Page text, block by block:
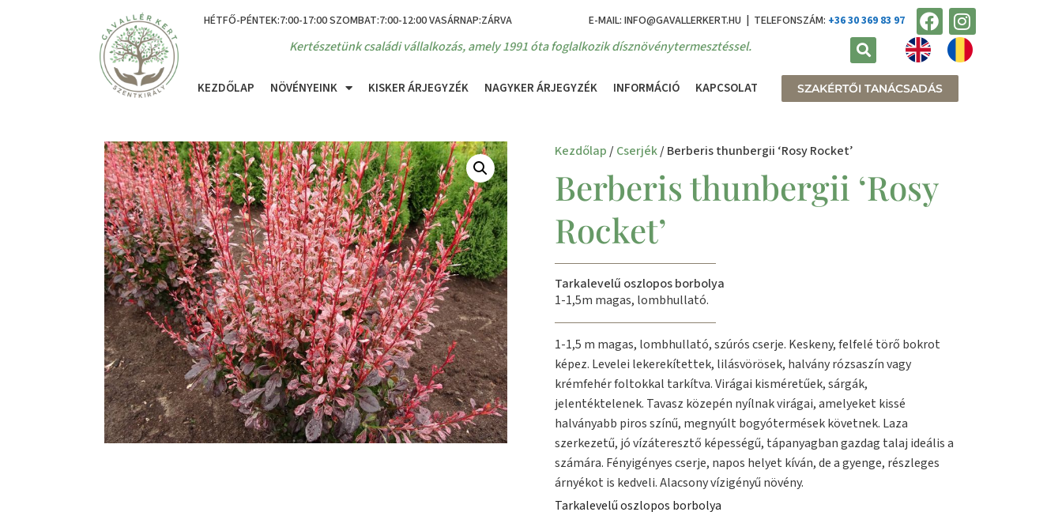
HÉTFŐ-PÉNTEK:7:00-17:00 SZOMBAT:7:00-12:00 VASÁRNAP:ZÁRVA E-MAIL: INFO@GAVALLERKERT.HU | TELEFONSZÁM: +36 30 369 83 97
Kertészetünk családi vállalkozás, amely 1991 óta foglalkozik dísznövénytermesztéssel.
KEZDŐLAP NÖVÉNYEINK KISKER ÁRJEGYZÉK NAGYKER ÁRJEGYZÉK INFORMÁCIÓ KAPCSOLAT SZAKÉRTŐI TANÁCSADÁS
Kezdőlap /Cserjék/ Berberis thunbergii ‘Rosy Rocket’
Berberis thunbergii ‘Rosy
Rocket’
Tarkalevelű oszlopos borbolya
1-1,5m magas, lombhullató.
1-1,5 m magas, lombhullató, szúrós cserje. Keskeny, felfelé törő bokrot
képez. Levelei lekerekítettek, lilásvörösek, halvány rózsaszín vagy
krémfehér foltokkal tarkítva. Virágai kisméretűek, sárgák,
jelentéktelenek. Tavasz közepén nyílnak virágai, amelyeket kissé
halványabb piros színű, megnyúlt bogyótermések követnek. Laza
szerkezetű, jó vízáteresztő képességű, tápanyagban gazdag talaj ideális a
számára. Fényigényes cserje, napos helyet kíván, de a gyenge, részleges
árnyékot is kedveli. Alacsony vízigényű növény.
Tarkalevelű oszlopos borbolya